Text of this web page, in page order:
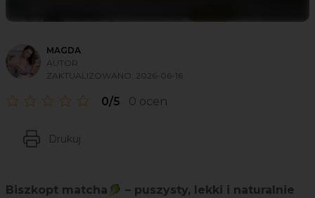
MAGDA
AUTOR
ZAKTUALIZOWANO: 2026-06-16
0/5 0 ocen
Drukuj
Biszkopt matcha🥬 – puszysty, lekki i naturalnie